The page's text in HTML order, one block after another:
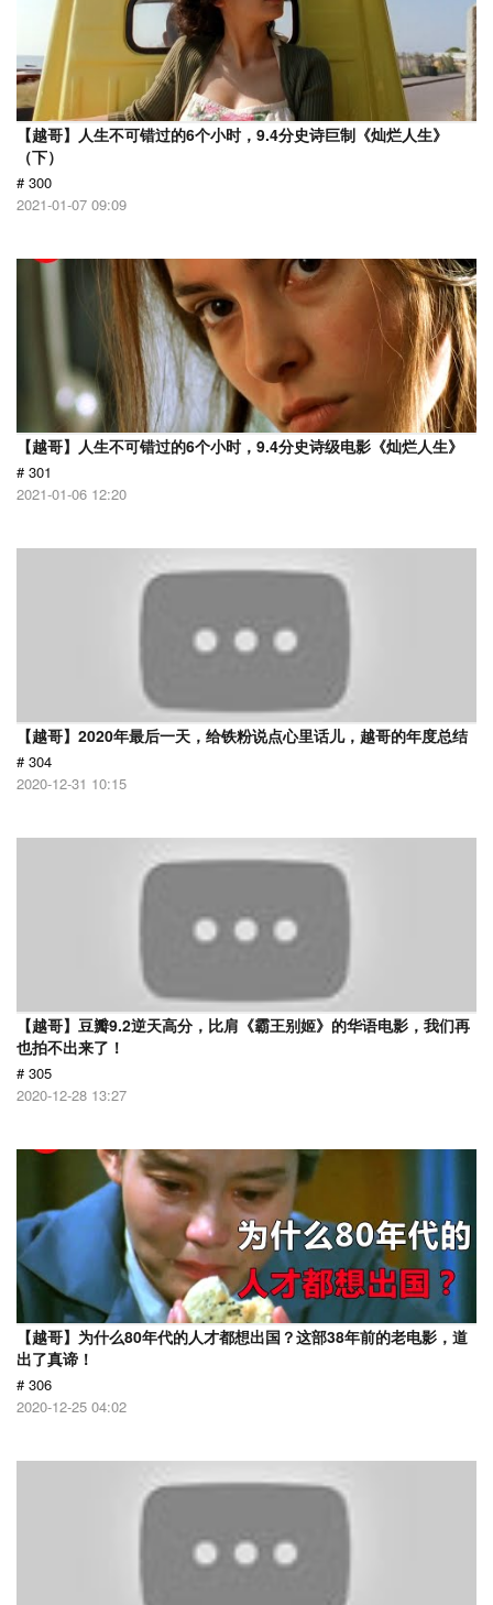
【越哥】人生不可错过的6个小时，9.4分史诗巨制《灿烂人生》
（下）
# 300
2021-01-07 09:09
【越哥】人生不可错过的6个小时，9.4分史诗级电影《灿烂人生》
# 301
2021-01-06 12:20
【越哥】2020年最后一天，给铁粉说点心里话儿，越哥的年度总结
# 304
2020-12-31 10:15
【越哥】豆瓣9.2逆天高分，比肩《霸王别姬》的华语电影，我们再
也拍不出来了！
# 305
2020-12-28 13:27
【越哥】为什么80年代的人才都想出国？这部38年前的老电影，道
出了真谛！
# 306
2020-12-25 04:02